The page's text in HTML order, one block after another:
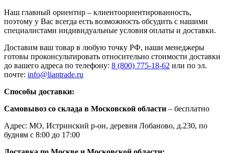
Наш главный ориентир – клиентоориентированность,
поэтому у Вас всегда есть возможность обсудить с нашими
специалистами индивидуальные условия оплаты и доставки.
Доставим ваш товар в любую точку РФ, наши менеджеры
готовы проконсультировать относительно стоимости доставки
до вашего адреса по телефону: 8 (800) 775-18-62 или по эл.
почте: info@liantrade.ru
Способы доставки:
Самовывоз со склада в Московской области – бесплатно
Адрес: МО, Истринский р-он, деревня Лобаново, д.230, по
будням с 8:00 до 17:00